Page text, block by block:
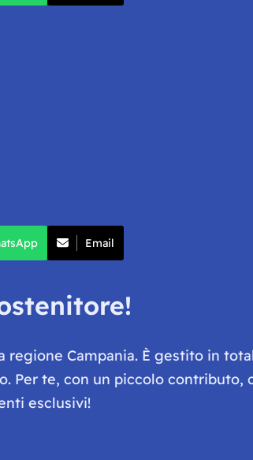
Email
Campania. È gestito in
te, con un piccolo contributo,
esclusivi!